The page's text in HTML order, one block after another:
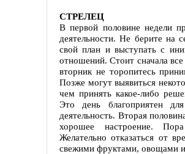
СТРЕЛЕЦ
В первой половине недели
деятельности. Не берите на
свой план и выступать с
отношений. Стоит сначала
вторник не торопитесь
Позже могут выявиться
чем принять какое-либо
Это день благоприятен
деятельность. Вторая
хорошее настроение.
Желательно отказаться от
свежими фруктами, овощами